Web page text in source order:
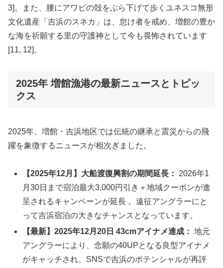
3]。また、腰にアワビの殻をぶら下げて歩くユネスコ無形
文化遺産「吉浜のスネカ」は、怠け者を戒め、増館の豊か
な海を祈願する里の守護神として今も畏怖されています
[11, 12]。
2025年 増館漁港の最新ニュースとトピッ
クス
2025年、増館・吉浜地区では伝統の継承と震災からの飛
躍を象徴するニュースが相次ぎました。
【2025年12月】大船渡復興割の期間延長：
2026年1
月30日まで宿泊最大3,000円引き＋地域クーポンが進
呈されるキャンペーンが延長 。遠征アングラーにと
って吉浜宿泊の大きなチャンスとなっています。
【最新】2025年12月20日 43cmアイナメ達成： 地元
アングラーにより、念願の40UPとなる良型アイナメ
がキャッチされ、SNSで吉浜のポテンシャルが再評